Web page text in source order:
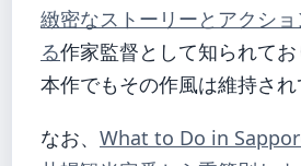
緻密なストーリーとアクシ
る作家監督として知られてお
本作でもその作風は維持され
なお、 What to Do in